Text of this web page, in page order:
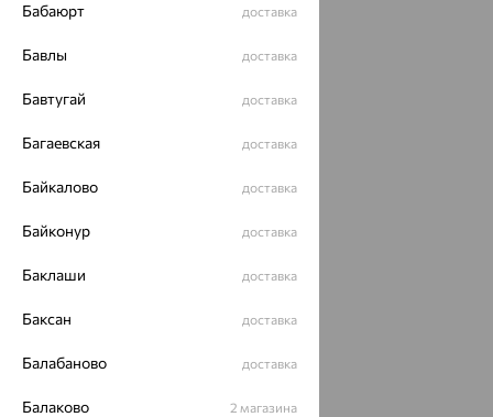
Бабаюрт доставка
Бавлы доставка
Бавтугай доставка
Багаевская доставка
Байкалово доставка
Байконур доставка
Баклаши доставка
Баксан доставка
Балабаново доставка
Балаково 2 магазина